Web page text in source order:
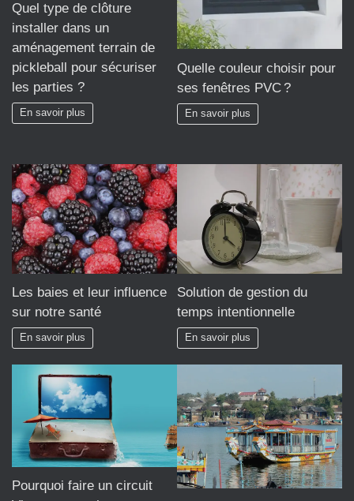
Quel type de clôture
installer dans un
aménagement terrain de
pickleball pour sécuriser
les parties ?
En savoir plus
Quelle couleur choisir pour
ses fenêtres PVC ?
En savoir plus
Les baies et leur influence
sur notre santé
En savoir plus
Solution de gestion du
temps intentionnelle
En savoir plus
Pourquoi faire un circuit